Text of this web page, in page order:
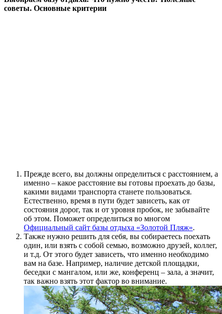
советы. Основные критерии
Прежде всего, вы должны определиться с расстоянием, а
именно – какое расстояние вы готовы проехать до базы,
какими видами транспорта станете пользоваться.
Естественно, время в пути будет зависеть, как от
состояния дорог, так и от уровня пробок, не забывайте
об этом. Поможет определиться во многом
Официальный сайт базы отдыха «Золотой Пляж».
Также нужно решить для себя, вы собираетесь поехать
один, или взять с собой семью, возможно друзей, коллег,
и т.д. От этого будет зависеть, что именно необходимо
вам на базе. Например, наличие детской площадки,
беседки с мангалом, или же, конференц – зала, а значит,
так важно взять этот фактор во внимание.